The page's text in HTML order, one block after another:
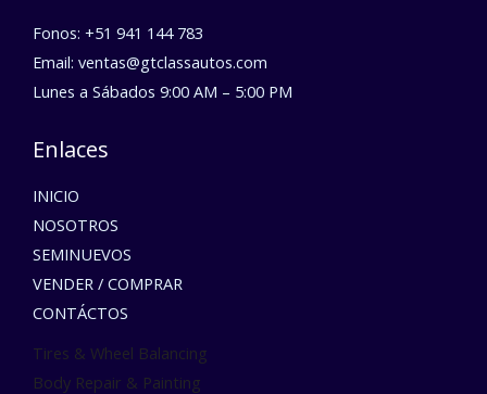
Fonos: +51 941 144 783
Email: ventas@gtclassautos.com
Lunes a Sábados 9:00 AM – 5:00 PM
Enlaces
INICIO
NOSOTROS
SEMINUEVOS
VENDER / COMPRAR
CONTÁCTOS
Tires & Wheel Balancing​​
Body Repair & Painting